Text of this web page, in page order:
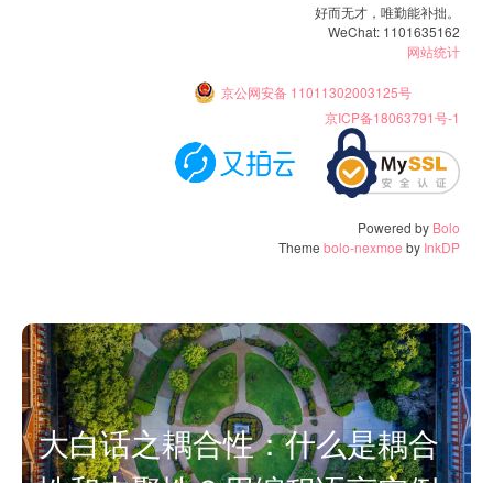
好而无才，唯勤能补拙。
WeChat: 1101635162
网站统计
京公网安备 11011302003125号
京ICP备18063791号-1
Powered by Bolo
Theme bolo-nexmoe by InkDP
大白话之耦合性：什么是耦合